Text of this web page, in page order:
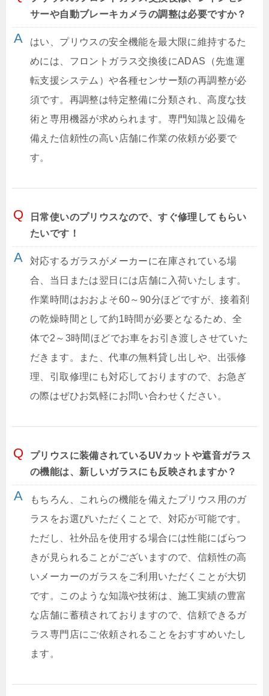
サーや自動ブレーキカメラの調整は必要ですか？
はい、プリウスの安全機能を最大限に維持するた
めには、フロントガラス交換後にADAS（先進運
転支援システム）や各種センサー類の再調整が必
須です。再調整は特定整備に分類され、高度な技
術と専用機器が求められます。専門知識と設備を
備えた信頼性の高い店舗に作業の依頼が必要で
す。
日常使いのプリウスなので、すぐ修理してもらい
たいです！
対応するガラスがメーカーに在庫されている場
合、当日または翌日には店舗に入荷いたします。
作業時間はおおよそ60～90分ほどですが、接着剤
の乾燥時間として約1時間が必要となるため、全
体で2～3時間ほどでお車をお引き渡しさせていた
だきます。また、代車の無料貸し出しや、出張修
理、引取修理にも対応しておりますので、お急ぎ
の際はぜひお気軽にお問い合わせください。
プリウスに装備されているUVカットや遮音ガラス
の機能は、新しいガラスにも反映されますか？
もちろん、これらの機能を備えたプリウス用のガ
ラスをお選びいただくことで、対応が可能です。
ただし、社外品を使用する場合には性能にばらつ
きが見られることがございますので、信頼性の高
いメーカーのガラスをご利用いただくことが大切
です。このような知識や技術は、施工実績の豊富
な店舗に蓄積されておりますので、信頼できるガ
ラス専門店にご依頼されることをおすすめいたし
ます。